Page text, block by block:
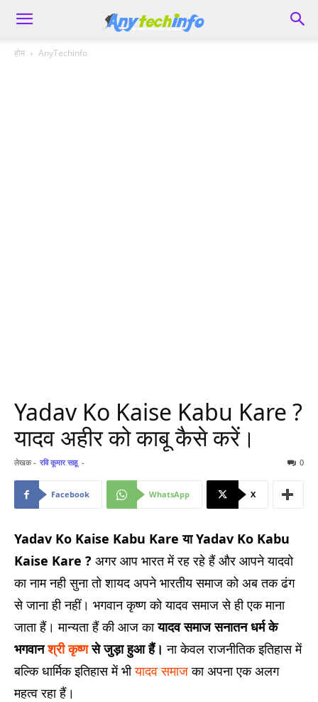
होम AnyTechinfo
Yadav Ko Kaise Kabu Kare ?
यादव अहीर को काबू कैसे करें।
लेखक - रवि कूमार साहू - 0
Facebook WhatsApp X
Yadav Ko Kaise Kabu Kare या Yadav Ko Kabu
Kaise Kare ? अगर आप भारत में रह रहे हैं और आपने यादवो
का नाम नही सुना तो शायद अपने भारतीय समाज को अब तक ढंग
से जाना ही नहीं। भगवान कृष्ण को यादव समाज से ही एक माना
जाता हैं। मान्यता हैं की आज कायादव समाज सनातन धर्म के
भगवानश्री कृष्णसे जुड़ा हुआ हैं। ना केवल राजनीतिक इतिहास में
बल्कि धार्मिक इतिहास में भीयादव समाजका अपना एक अलग
महत्व रहा हैं।